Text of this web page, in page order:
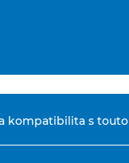
kompatibilita s touto